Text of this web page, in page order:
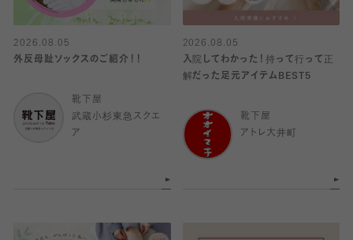
2026.08.05
外反母趾ソックスのご紹介！！
靴下屋
武蔵小杉東急スクエ
ア
2026.08.05
入院してわかった！持って行って正
解だった足元アイテムBEST5
靴下屋
アトレ大井町